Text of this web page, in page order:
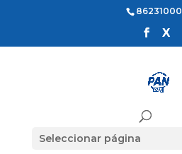
86231000
Seleccionar página